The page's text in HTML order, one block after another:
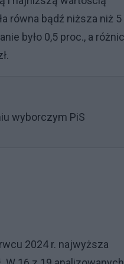
równa bądź niższa niż 5
było 0,5 proc., a
wyborczym PiS
2024 r. najwyższa